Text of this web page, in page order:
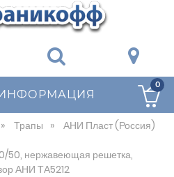
0
» Трапы »
АНИ Пласт (Россия)
50, нержавеющая решетка,
АНИ ТА5212